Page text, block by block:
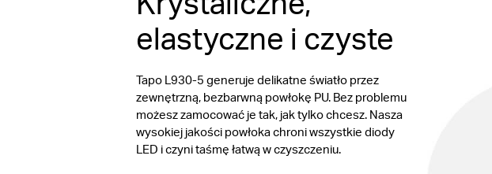
elastyczne i czyste
Tapo L930-5 generuje delikatne światło przez
zewnętrzną, bezbarwną powłokę PU. Bez problemu
możesz zamocować je tak, jak tylko chcesz. Nasza
wysokiej jakości powłoka chroni wszystkie diody
LED i czyni taśmę łatwą w czyszczeniu.